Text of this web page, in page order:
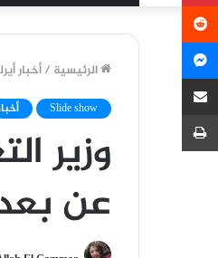
الرئيسية /أخبار
Slide show
وزير
عن